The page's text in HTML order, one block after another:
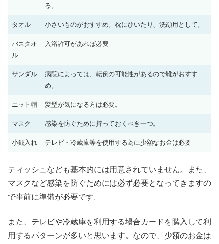
る。
タオル 小さいものがおすすめ。枕にひいたり、洗顔用として。
バスタオ
ル
入浴許可があれば必要
サンダル
病院によっては、転倒の可能性があるので靴がおすす
め。
ニット帽 髪型が気になる方は必要。
マスク 感染を防ぐために持っておくべき一つ。
小銭入れ テレビ・冷蔵庫等を使用する為に少額なお金は必要
ティッシュなども基本的には用意されていません。また、
マスクなど感染を防ぐためには必ず必要となってきますの
で事前に準備が必要です。
また、テレビや冷蔵庫を利用する場合カードを購入して利
用するパターンが多いと思います。なので、少額のお金は